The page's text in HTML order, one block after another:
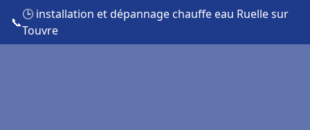
📞
🕒 installation et dépannage chauffe eau Ruelle sur
Touvre